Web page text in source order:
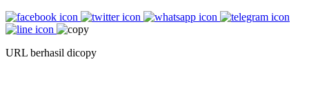
URL berhasil dicopy